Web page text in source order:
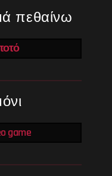
πεθαίνω
game